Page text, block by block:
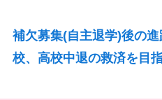
補欠募集(自主退学)後の
校、高校中退の救済を目